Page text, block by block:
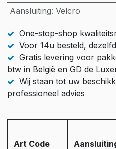
Aansluiting: Velcro
One-stop-shop
Voor 14u besteld,
Gratis levering voor
btw in België en GD de
Wij staan tot uw
professioneel advies
Art Code